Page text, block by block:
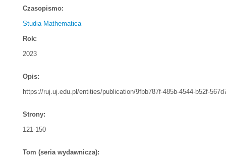
Czasopismo:
Studia Mathematica
Rok:
2023
Opis:
https://ruj.uj.edu.pl/entities/publication/9fbb787f-485b-4544-b52f-
Strony:
121-150
Tom (seria wydawnicza):